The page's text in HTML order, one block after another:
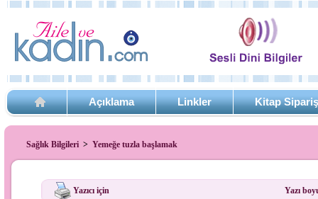
Açıklama Linkler Kitap
Sağlık Bilgileri > Yemeğe tuzla başlamak
Yazıcı için Yazı